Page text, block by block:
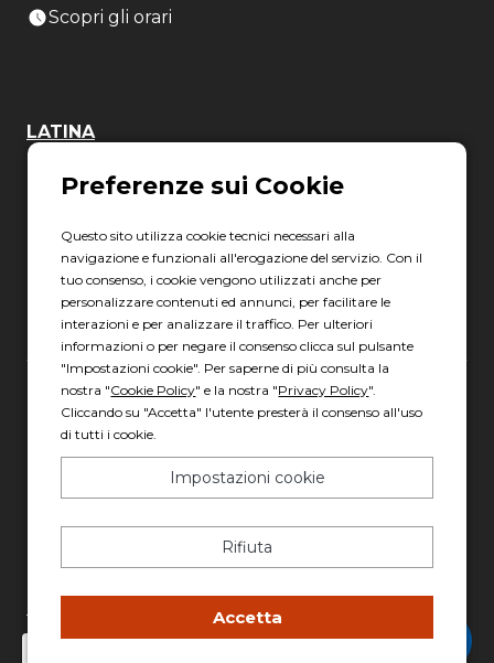
Scopri gli orari
LATINA
04010 Latina LT
Scopri gli orari
Gruppo Italia Vendita Auto Spa a socio unico
Piazza della Radio, 35 - 00146 Roma
C.F. e P.IVA: 13007321006
PEC: italiavenditauto@legalmail.it
Questo sito utilizza cookie tecnici necessari alla
navigazione e funzionali all'erogazione del servizio. Con il
tuo consenso, i cookie vengono utilizzati anche per
personalizzare contenuti ed annunci, per facilitare le
interazioni e per analizzare il traffico. Per ulteriori
informazioni o per negare il consenso clicca sul pulsante
"Impostazioni cookie". Per saperne di più consulta la
nostra "Cookie Policy" e la nostra "Privacy Policy".
Cliccando su "Accetta" l'utente presterà il consenso all'uso
di tutti i cookie.
Impostazioni cookie
Rifiuta
Accetta
Chatta con Stefano